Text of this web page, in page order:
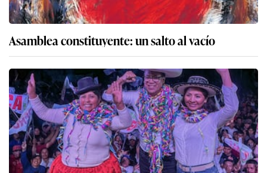
Asamblea constituyente: un salto al vacío